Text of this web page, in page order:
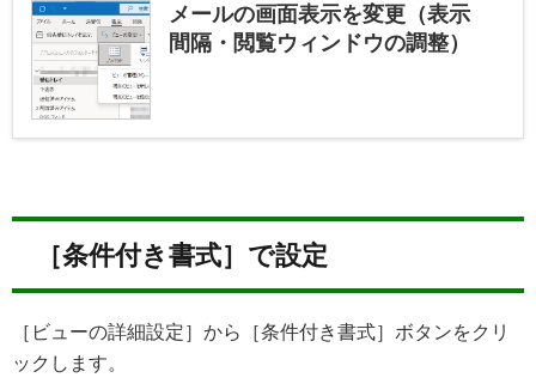
メールの画面表示を変更（表示
間隔・閲覧ウィンドウの調整）
［条件付き書式］で設定
［ビューの詳細設定］から［条件付き書式］ボタンをクリ
ックします。